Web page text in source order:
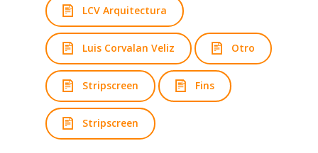
LCV Arquitectura
Luis Corvalan Veliz Otro
Stripscreen Fins
Stripscreen